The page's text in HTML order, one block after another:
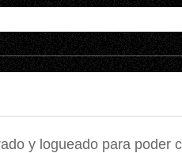
y logueado para poder